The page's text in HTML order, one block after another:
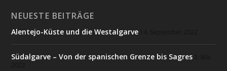
NEUESTE BEITRÄGE
Alentejo-Küste und die Westalgarve
Südalgarve – Von der spanischen Grenze bis Sagres